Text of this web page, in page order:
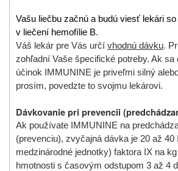
Vašu liečbu začnú a budú viesť lekári
v liečení hemofílie B.
Váš lekár pre Vás určí vhodnú dávku.
zohľadní Vaše špecifické potreby. Ak sa
účinok IMMUNINE je priveľmi silný
prosím, povedzte to svojmu lekárovi.
Dávkovanie pri prevencii
Ak používate IMMUNINE na
(prevenciu), zvyčajná dávka je 20 až 40
medzinárodné jednotky) faktora IX na
hmotnosti s časovým odstupom 3 až 4